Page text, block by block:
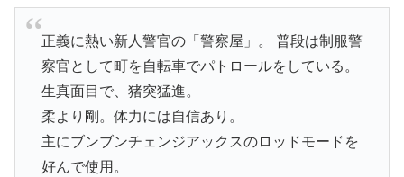
正義に熱い新人警官の「警察屋」。 普段は制服警
察官として町を自転車でパトロールをしている。
生真面目で、猪突猛進。
柔より剛。体力には自信あり。
主にブンブンチェンジアックスのロッドモードを
好んで使用。